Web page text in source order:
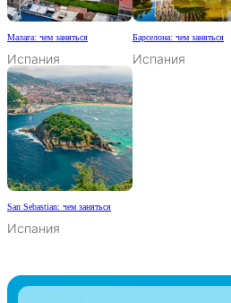
Малага: чем заняться
Испания
Барселона: чем заняться
Испания
San Sebastian: чем заняться
Испания